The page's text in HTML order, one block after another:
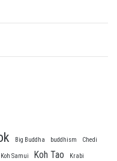
Big Buddha buddhism Chedi
Koh Samui Koh Tao
Krabi